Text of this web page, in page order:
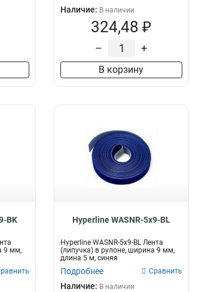
Наличие: В наличии
324,48 ₽
– +
В корзину
BK
9 мм,
Hyperline WASNR-5x9-BL
Hyperline WASNR-5x9-BL Лента
(липучка) в рулоне, ширина 9 мм,
длина 5 м, синяя
Подробнее Сравнить
Наличие: В наличии